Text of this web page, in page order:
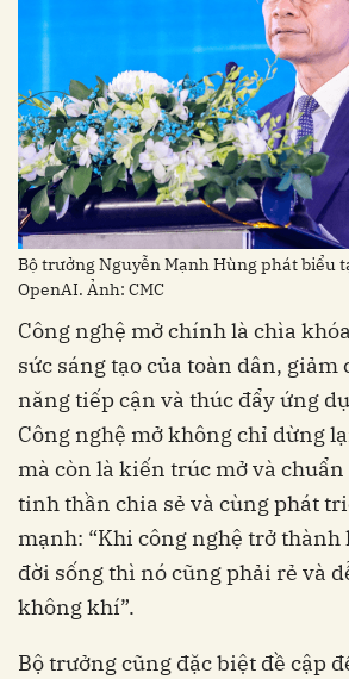
Bộ trưởng Nguyễn Mạnh Hùng phát biểu
OpenAI. Ảnh: CMC
Công nghệ mở chính là chìa
sức sáng tạo của toàn dân,
năng tiếp cận và thúc đẩy ứng
Công nghệ mở không chỉ dừng
mà còn là kiến trúc mở và
tinh thần chia sẻ và cùng phát
mạnh: “Khi công nghệ trở
đời sống thì nó cũng phải rẻ và
không khí”.
Bộ trưởng cũng đặc biệt đề cập